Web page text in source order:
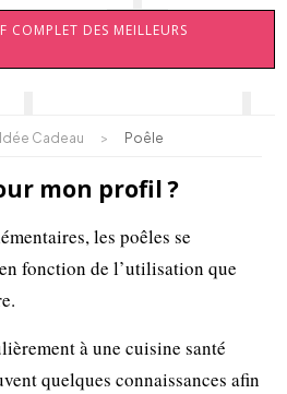
COMPLET DES MEILLEURS
Idée Cadeau > Poêle
mon profil ?
les poêles se
fonction de l’utilisation que
à une cuisine santé
quelques connaissances afin